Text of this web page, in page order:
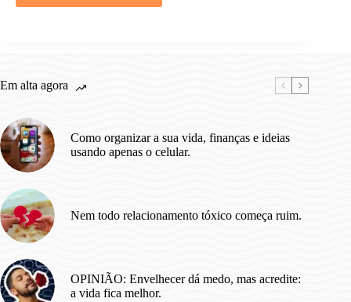
Em alta agora
Como organizar a sua vida, finanças e ideias
usando apenas o celular.
Nem todo relacionamento tóxico começa ruim.
OPINIÃO: Envelhecer dá medo, mas acredite:
a vida fica melhor.